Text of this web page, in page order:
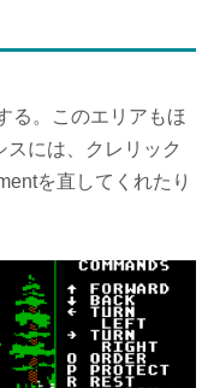
る。このエリアもほ
には、クレリック
を直してくれたり